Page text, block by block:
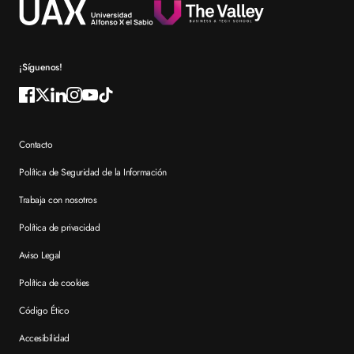
Reconocimientos
¡Síguenos!
Contacto
Política de Seguridad de la Información
Trabaja con nosotros
Política de privacidad
Aviso Legal
Política de cookies
Código Ético
Accesibilidad